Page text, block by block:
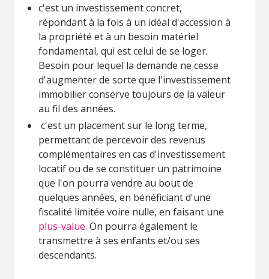
c'est un investissement concret,
répondant à la fois à un idéal d'accession à
la propriété et à un besoin matériel
fondamental, qui est celui de se loger.
Besoin pour lequel la demande ne cesse
d'augmenter de sorte que l'investissement
immobilier conserve toujours de la valeur
au fil des années.
c'est un placement sur le long terme,
permettant de percevoir des revenus
complémentaires en cas d'investissement
locatif ou de se constituer un patrimoine
que l'on pourra vendre au bout de
quelques années, en bénéficiant d'une
fiscalité limitée voire nulle, en faisant une
plus-value. On pourra également le
transmettre à ses enfants et/ou ses
descendants.